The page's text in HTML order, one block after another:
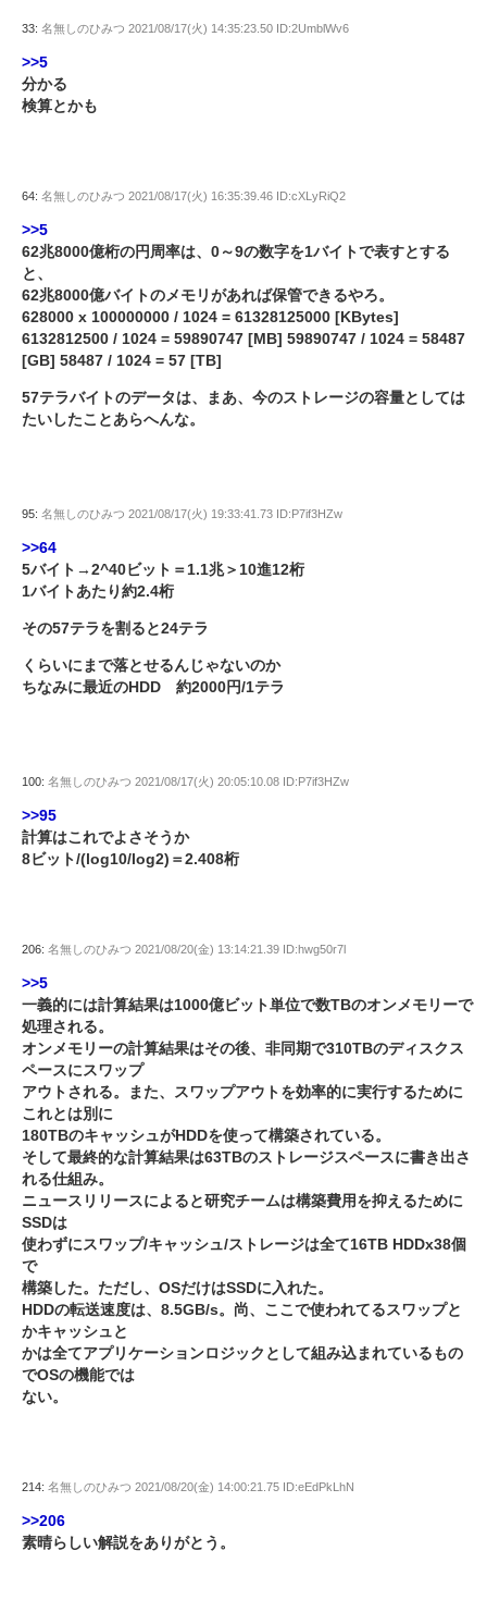
33: 名無しのひみつ 2021/08/17(火) 14:35:23.50 ID:2UmblWv6
>>5
分かる
検算とかも
64: 名無しのひみつ 2021/08/17(火) 16:35:39.46 ID:cXLyRiQ2
>>5
62兆8000億桁の円周率は、0～9の数字を1バイトで表すとする
と、
62兆8000億バイトのメモリがあれば保管できるやろ。
628000 x 100000000 / 1024 = 61328125000 [KBytes]
6132812500 / 1024 = 59890747 [MB] 59890747 / 1024 = 58487
[GB] 58487 / 1024 = 57 [TB]
57テラバイトのデータは、まあ、今のストレージの容量としては
たいしたことあらへんな。
95: 名無しのひみつ 2021/08/17(火) 19:33:41.73 ID:P7if3HZw
>>64
5バイト→2^40ビット＝1.1兆＞10進12桁
1バイトあたり約2.4桁
その57テラを割ると24テラ
くらいにまで落とせるんじゃないのか
ちなみに最近のHDD 約2000円/1テラ
100: 名無しのひみつ 2021/08/17(火) 20:05:10.08 ID:P7if3HZw
>>95
計算はこれでよさそうか
8ビット/(log10/log2)＝2.408桁
206: 名無しのひみつ 2021/08/20(金) 13:14:21.39 ID:hwg50r7l
>>5
一義的には計算結果は1000億ビット単位で数TBのオンメモリーで
処理される。
オンメモリーの計算結果はその後、非同期で310TBのディスクス
ペースにスワップ
アウトされる。また、スワップアウトを効率的に実行するために
これとは別に
180TBのキャッシュがHDDを使って構築されている。
そして最終的な計算結果は63TBのストレージスペースに書き出さ
れる仕組み。
ニュースリリースによると研究チームは構築費用を抑えるために
SSDは
使わずにスワップ/キャッシュ/ストレージは全て16TB HDDx38個
で
構築した。ただし、OSだけはSSDに入れた。
HDDの転送速度は、8.5GB/s。尚、ここで使われてるスワップと
かキャッシュと
かは全てアプリケーションロジックとして組み込まれているもの
でOSの機能では
ない。
214: 名無しのひみつ 2021/08/20(金) 14:00:21.75 ID:eEdPkLhN
>>206
素晴らしい解説をありがとう。